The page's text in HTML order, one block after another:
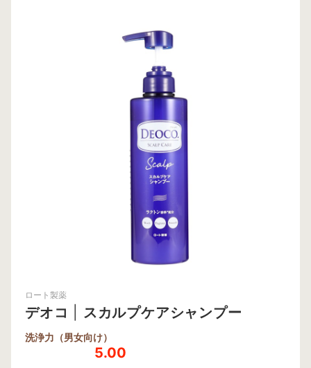
ロート製薬
デオコ スカルプケアシャンプー
洗浄力（男女向け）
5.00